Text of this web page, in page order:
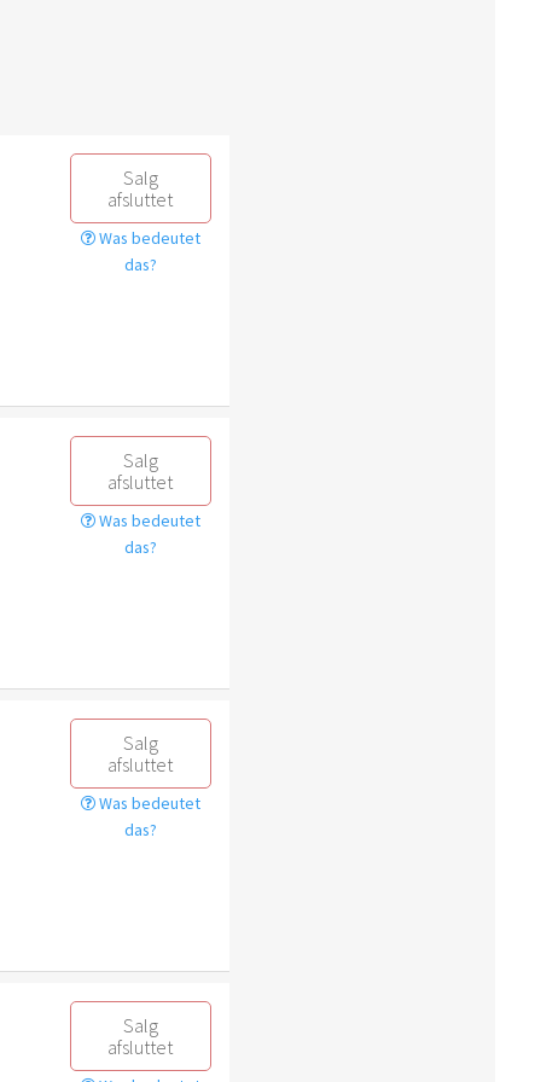
Salg
afsluttet
Was bedeutet
das?
Salg
afsluttet
Was bedeutet
das?
Salg
afsluttet
Was bedeutet
das?
Salg
afsluttet